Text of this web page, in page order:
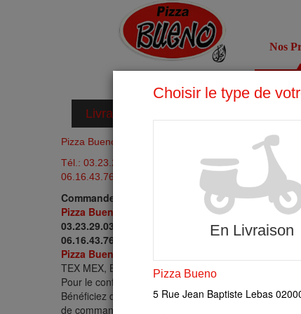
Nos
Livraison Pizza à Mons en laonnois
Pizza Bueno Mons en laonnois
Tél.: 03.23.29.03.21
06.16.43.76.34
Commander votre plat à Mons en laonnois
Pizza Bueno
vous permet de commander votre
03.23.29.03.21
06.16.43.76.34
Pizza Bueno
TEX MEX, BOX, SALADES, DESSERTS, GLACES,
Pour le confort de ses clients,Pizza Bueno
accepte
Bénéficiez d'un service élégant et rapide grâce à
de commander en ligne.